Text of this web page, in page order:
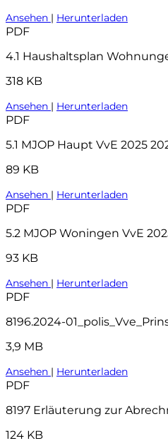
Ansehen | Herunterladen
PDF
4.1 Haushaltsplan
318 KB
Ansehen | Herunterladen
PDF
5.1 MJOP Haupt VvE 2025
89 KB
Ansehen | Herunterladen
PDF
5.2 MJOP Woningen VvE
93 KB
Ansehen | Herunterladen
PDF
8196.2024-
3,9 MB
Ansehen | Herunterladen
PDF
124 KB